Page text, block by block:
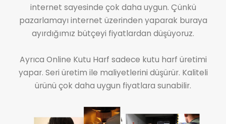
internet sayesinde çok daha uygun. Çünkü
pazarlamayı internet üzerinden yaparak buraya
ayırdığımız bütçeyi fiyatlardan düşüyoruz.
Ayrıca Online Kutu Harf sadece kutu harf üretimi
yapar. Seri üretim ile maliyetlerini düşürür. Kaliteli
ürünü çok daha uygun fiyatlara sunabilir.